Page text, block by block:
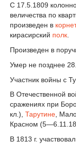
С 17.5.1809
величества по
произведен в
кирасирский полк
Произведен в
Умер не позднее
Участник войны с
В Отечественной
сражениях при
кл.), Тарутине,
Красном
В 1813 г.